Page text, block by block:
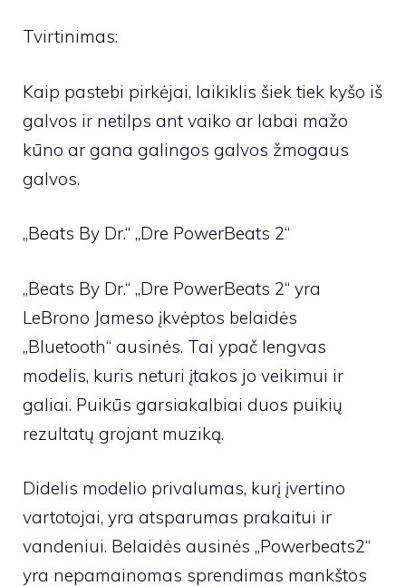
Tvirtinimas:
Kaip pastebi pirkėjai, laikiklis šiek tiek kyšo iš
galvos ir netilps ant vaiko ar labai mažo
kūno ar gana galingos galvos žmogaus
galvos.
„Beats By Dr.“ „Dre PowerBeats 2“
„Beats By Dr.“ „Dre PowerBeats 2“ yra
LeBrono Jameso įkvėptos belaidės
„Bluetooth“ ausinės. Tai ypač lengvas
modelis, kuris neturi įtakos jo veikimui ir
galiai. Puikūs garsiakalbiai duos puikių
rezultatų grojant muziką.
Didelis modelio privalumas, kurį įvertino
vartotojai, yra atsparumas prakaitui ir
vandeniui. Belaidės ausinės „Powerbeats2“
yra nepamainomas sprendimas mankštos